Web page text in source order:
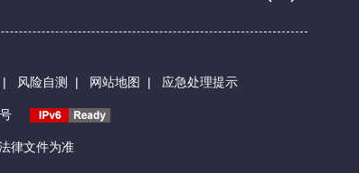
| 风险自测 | 网站地图 | 应急处理提示
律文件为准